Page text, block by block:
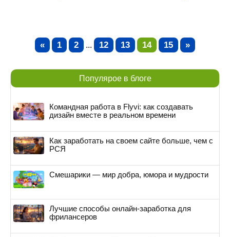
« 1 2 ... 12 13 14 15 »
Популярое в блоге
Командная работа в Flyvi: как создавать
дизайн вместе в реальном времени
Как заработать на своем сайте больше, чем с
РСЯ
Смешарики — мир добра, юмора и мудрости
Лучшие способы онлайн-заработка для
фрилансеров